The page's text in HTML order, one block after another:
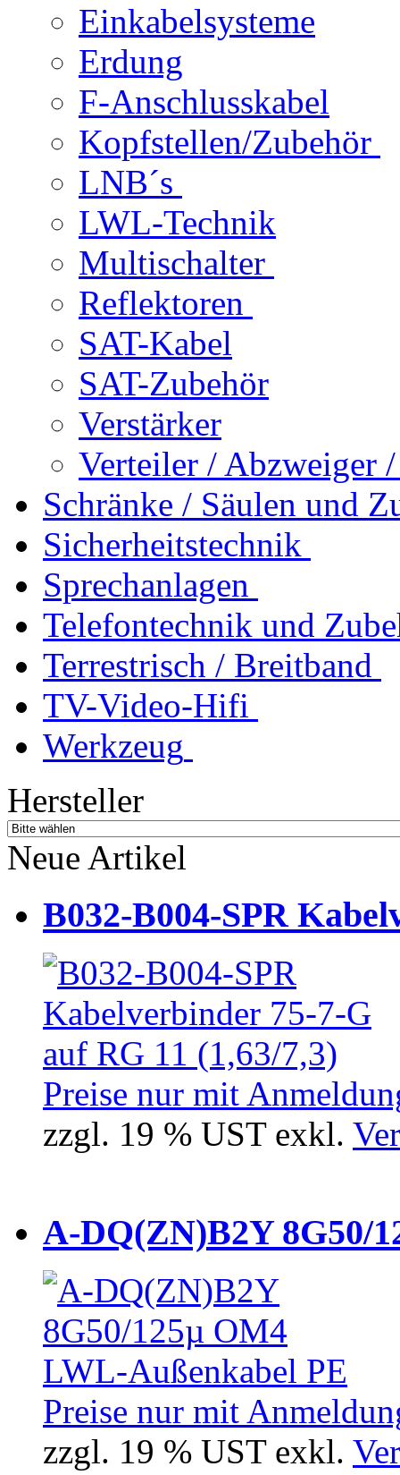
Einkabelsysteme
Erdung
F-Anschlusskabel
Kopfstellen/Zubehör
LNB´s
LWL-Technik
Multischalter
Reflektoren
SAT-Kabel
SAT-Zubehör
Verstärker
Verteiler / Abzweiger
Schränke / Säulen und
Sicherheitstechnik
Sprechanlagen
Telefontechnik und
Terrestrisch / Breitband
TV-Video-Hifi
Werkzeug
Hersteller
Neue Artikel
B032-B004-SPR
Preise nur mit
zzgl. 19 % UST exkl.
A-DQ(ZN)B2Y 8G50/
Preise nur mit
zzgl. 19 % UST exkl.